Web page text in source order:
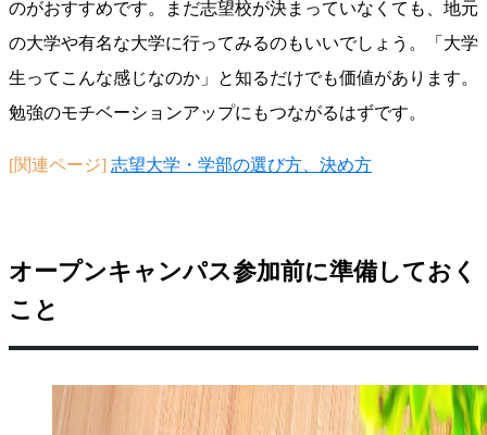
のがおすすめです。まだ志望校が決まっていなくても、地元
の大学や有名な大学に行ってみるのもいいでしょう。「大学
生ってこんな感じなのか」と知るだけでも価値があります。
勉強のモチベーションアップにもつながるはずです。
[関連ページ] 志望大学・学部の選び方、決め方
オープンキャンパス参加前に準備しておく
こと